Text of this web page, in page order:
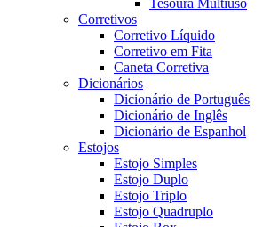
Tesoura Multiuso
Corretivos
Corretivo Líquido
Corretivo em Fita
Caneta Corretiva
Dicionários
Dicionário de Português
Dicionário de Inglês
Dicionário de Espanhol
Estojos
Estojo Simples
Estojo Duplo
Estojo Triplo
Estojo Quadruplo